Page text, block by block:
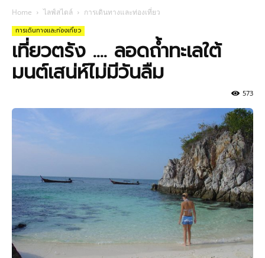
Home ไลฟ์สไตล์ การเดินทางและท่องเที่ยว
การเดินทางและท่องเที่ยว
เที่ยวตรัง …. ลอดถ้ำทะเลใต้
มนต์เสน่ห์ไม่มีวันลืม
573